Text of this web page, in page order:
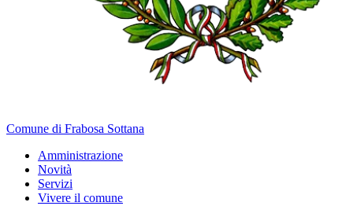
Comune di Frabosa Sottana
Amministrazione
Novità
Servizi
Vivere il comune